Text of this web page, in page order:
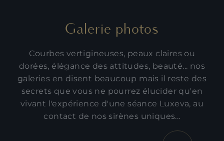
Galerie photos
Courbes vertigineuses, peaux claires ou
dorées, élégance des attitudes, beauté... nos
galeries en disent beaucoup mais il reste des
secrets que vous ne pourrez élucider qu'en
vivant l'expérience d'une séance Luxeva, au
contact de nos sirènes uniques...